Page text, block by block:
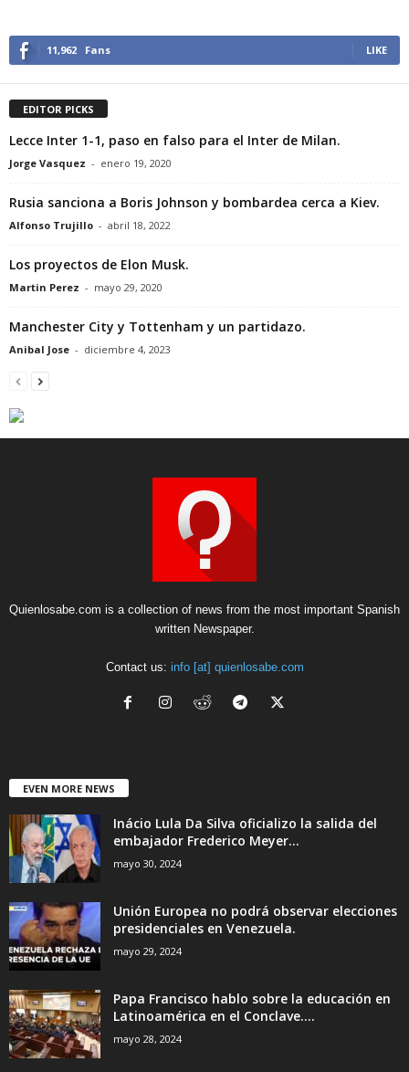
11,962 Fans LIKE
EDITOR PICKS
Lecce Inter 1-1, paso en falso para el Inter de Milan.
Jorge Vasquez - enero 19, 2020
Rusia sanciona a Boris Johnson y bombardea cerca a Kiev.
Alfonso Trujillo - abril 18, 2022
Los proyectos de Elon Musk.
Martin Perez - mayo 29, 2020
Manchester City y Tottenham y un partidazo.
Anibal Jose - diciembre 4, 2023
Quienlosabe.com is a collection of news from the most important Spanish
written Newspaper.
Contact us: info [at] quienlosabe.com
EVEN MORE NEWS
Inácio Lula Da Silva oficializo la salida del
embajador Frederico Meyer...
mayo 30, 2024
Unión Europea no podrá observar elecciones
presidenciales en Venezuela.
mayo 29, 2024
Papa Francisco hablo sobre la educación en
Latinoamérica en el Conclave....
mayo 28, 2024